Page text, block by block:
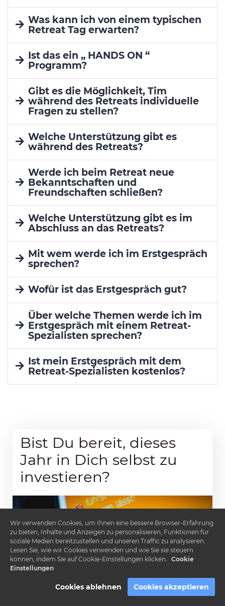
Was kann ich von einem typischen
Retreat Tag erwarten?
Ist das ein „ HANDS ON “
Programm?
Gibt es die Möglichkeit, Tim
während des Retreats individuelle
Fragen zu stellen?
Welche Unterstützung gibt es
während des Retreats?
Werde ich beim Retreat neue
Bekanntschaften und
Freundschaften schließen?
Welche Unterstützung gibt es im
Abschluss an das Retreats?
Mit wem werde ich im Erstgespräch
sprechen?
Wofür ist das Erstgespräch gut?
Über welche Themen werde ich im
Erstgespräch mit einem Retreat-
Spezialisten sprechen?
Ist mein Erstgespräch mit dem
Retreat-Spezialisten kostenlos?
Bist Du bereit, dieses
Jahr in Dich selbst zu
investieren?
Wir verwenden Cookies, um Ihnen eine bessere Browser-Erfahrung
zu bieten, Inhalte und Anzeigen zu personalisieren, Funktionen für
soziale Medien bereitzustellen und unseren Traffic zu analysieren.
Lesen Sie, wie wir Cookies verwenden und wie Sie sie steuern
können, indem Sie auf Cookie-Einstellungen klicken. Cookie
Einstellungen
Cookies ablehnen Cookies akzeptieren